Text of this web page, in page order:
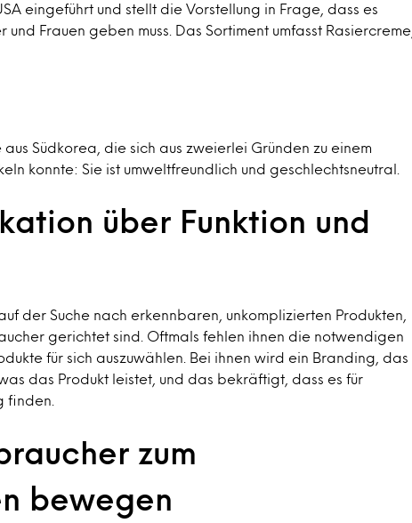
eingeführt und stellt die Vorstellung in Frage, dass es
Frauen geben muss. Das Sortiment umfasst Rasiercreme,
Südkorea, die sich aus zweierlei Gründen zu einem
konnte: Sie ist umweltfreundlich und geschlechtsneutral.
über Funktion und
der Suche nach erkennbaren, unkomplizierten Produkten,
gerichtet sind. Oftmals fehlen ihnen die notwendigen
für sich auszuwählen. Bei ihnen wird ein Branding, das
das Produkt leistet, und das bekräftigt, dass es für
finden.
zum
bewegen